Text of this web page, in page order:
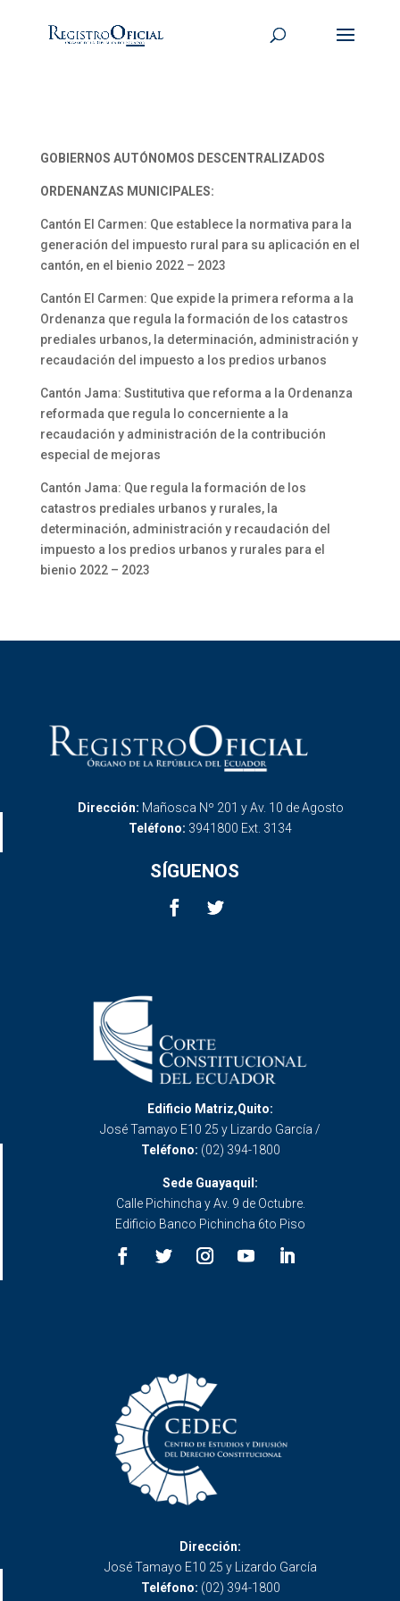
GOBIERNOS AUTÓNOMOS DESCENTRALIZADOS
ORDENANZAS MUNICIPALES:
Cantón El Carmen: Que establece la normativa para la
generación del impuesto rural para su aplicación en el
cantón, en el bienio 2022 – 2023
Cantón El Carmen: Que expide la primera reforma a la
Ordenanza que regula la formación de los catastros
prediales urbanos, la determinación, administración y
recaudación del impuesto a los predios urbanos
Cantón Jama: Sustitutiva que reforma a la Ordenanza
reformada que regula lo concerniente a la
recaudación y administración de la contribución
especial de mejoras
Cantón Jama: Que regula la formación de los
catastros prediales urbanos y rurales, la
determinación, administración y recaudación del
impuesto a los predios urbanos y rurales para el
bienio 2022 – 2023
Dirección: Mañosca Nº 201 y Av. 10 de Agosto
Teléfono: 3941800 Ext. 3134
SÍGUENOS
Edificio Matriz,Quito:
José Tamayo E10 25 y Lizardo García /
Teléfono: (02) 394-1800
Sede Guayaquil:
Calle Pichincha y Av. 9 de Octubre.
Edificio Banco Pichincha 6to Piso
Dirección:
José Tamayo E10 25 y Lizardo García
Teléfono: (02) 394-1800